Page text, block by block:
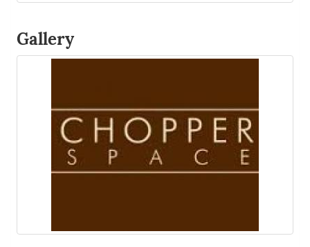
Gallery